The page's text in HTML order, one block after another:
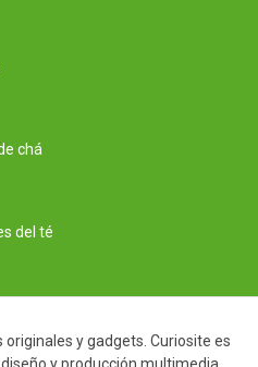
chá
del té
y gadgets. Curiosite es